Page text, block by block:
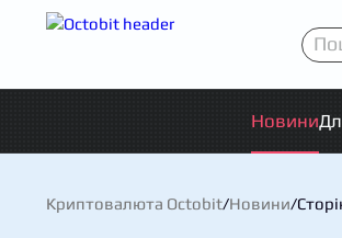
Новини
Криптовалюта Octobit/Новини/